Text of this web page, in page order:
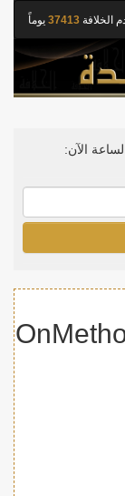
37413 يوماً
الآن: